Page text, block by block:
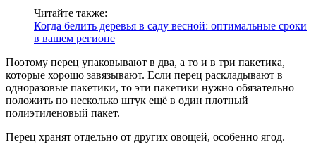
Читайте также:
Когда белить деревья в саду весной: оптимальные сроки
в вашем регионе
Поэтому перец упаковывают в два, а то и в три пакетика,
которые хорошо завязывают. Если перец раскладывают в
одноразовые пакетики, то эти пакетики нужно обязательно
положить по несколько штук ещё в один плотный
полиэтиленовый пакет.
Перец хранят отдельно от других овощей, особенно ягод.